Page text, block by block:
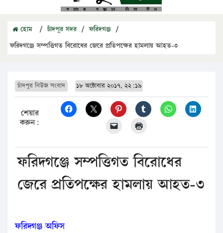
হোম / চাঁদপুর সদর / ফরিদগঞ্জ /
ফরিদগঞ্জে সম্পত্তিগত বিরোধের জেরে প্রতিপক্ষের হামলায় আহত-৩
চাঁদপুর নিউজ সংবাদ ১৮ অক্টোবার ২০১৭, ২২:১৯
শেয়ার
করুন:
ফরিদগঞ্জে সম্পত্তিগত বিরোধের
জেরে প্রতিপক্ষের হামলায় আহত-৩
ফরিদগঞ্জ অফিস